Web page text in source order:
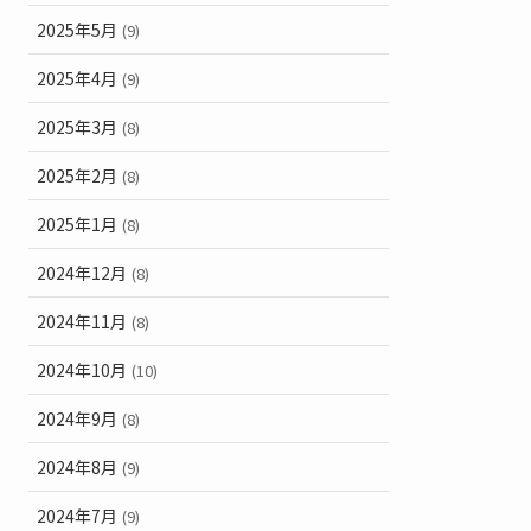
2025年5月 (9)
2025年4月 (9)
2025年3月 (8)
2025年2月 (8)
2025年1月 (8)
2024年12月 (8)
2024年11月 (8)
2024年10月 (10)
2024年9月 (8)
2024年8月 (9)
2024年7月 (9)